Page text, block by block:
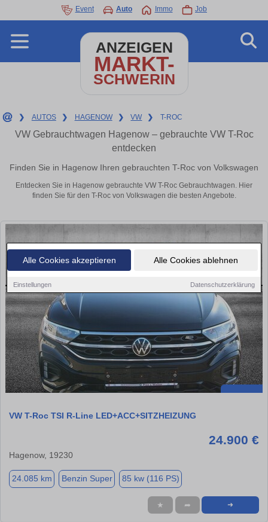
Alle Cookies akzeptieren Alle Cookies ablehnen
Einstellungen Datenschutzerklärung
Event Auto Immo Job
ANZEIGEN
MARKT-
SCHWERIN
❯ AUTOS ❯ HAGENOW ❯ VW ❯ T-ROC
VW Gebrauchtwagen Hagenow – gebrauchte VW T-Roc
entdecken
Finden Sie in Hagenow Ihren gebrauchten T-Roc von Volkswagen
Entdecken Sie in Hagenow gebrauchte VW T-Roc Gebrauchtwagen. Hier
finden Sie für den T-Roc von Volkswagen die besten Angebote.
VW T-Roc TSI R-Line LED+ACC+SITZHEIZUNG
24.900 €
Hagenow, 19230
24.085 km Benzin Super 85 kw (116 PS)
★ ➦ ➜